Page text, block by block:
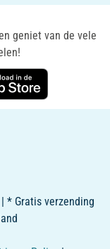
geniet van de vele
* Gratis verzending